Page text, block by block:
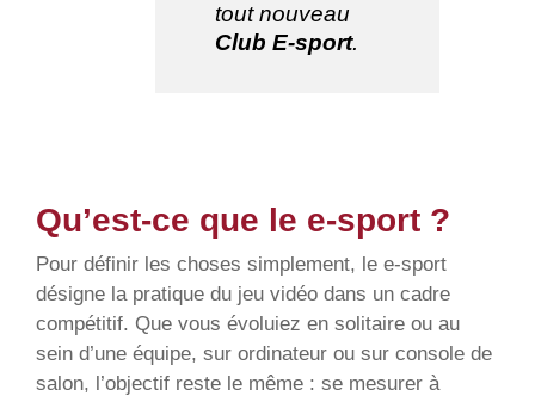
tout nouveau
Club E-sport.
Qu’est-ce que le e-sport ?
Pour définir les choses simplement, le e-sport
désigne la pratique du jeu vidéo dans un cadre
compétitif. Que vous évoluiez en solitaire ou au
sein d’une équipe, sur ordinateur ou sur console de
salon, l’objectif reste le même : se mesurer à